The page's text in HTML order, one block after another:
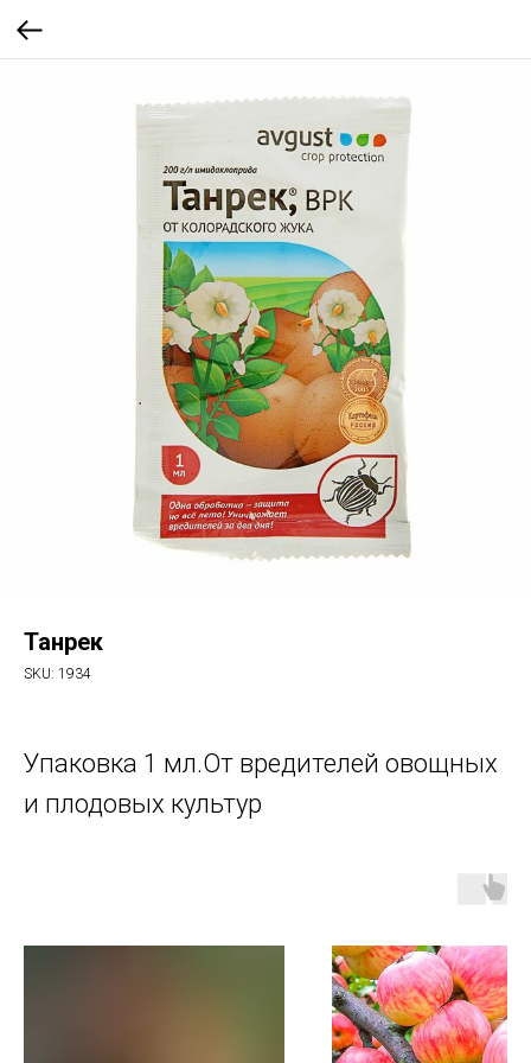
Танрек
SKU: 1934
Упаковка 1 мл.От вредителей овощных
и плодовых культур